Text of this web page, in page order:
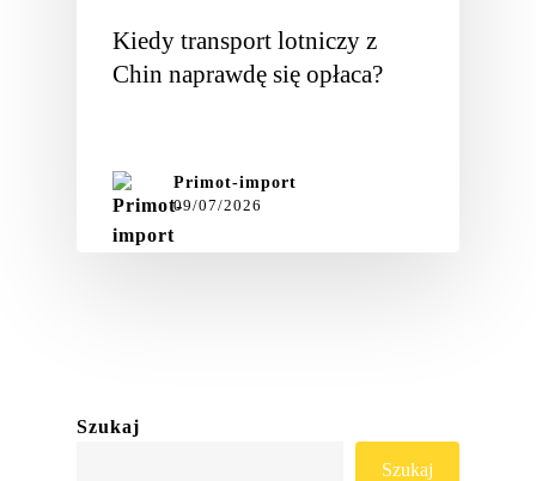
Kiedy transport lotniczy z
Chin naprawdę się opłaca?
Primot-import
09/07/2026
Szukaj
Szukaj